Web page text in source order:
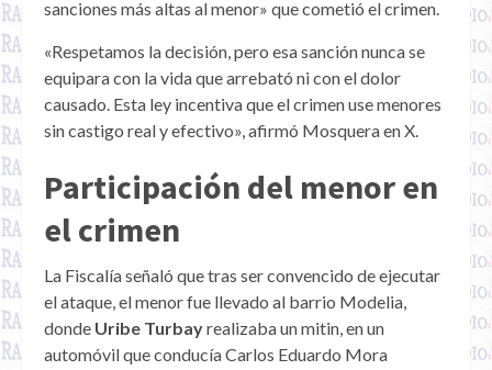
sanciones más altas al menor» que cometió el crimen.
«Respetamos la decisión, pero esa sanción nunca se
equipara con la vida que arrebató ni con el dolor
causado. Esta ley incentiva que el crimen use menores
sin castigo real y efectivo», afirmó Mosquera en X.
Participación del menor en
el crimen
La Fiscalía señaló que tras ser convencido de ejecutar
el ataque, el menor fue llevado al barrio Modelia,
donde Uribe Turbayrealizaba un mitin, en un
automóvil que conducía Carlos Eduardo Mora